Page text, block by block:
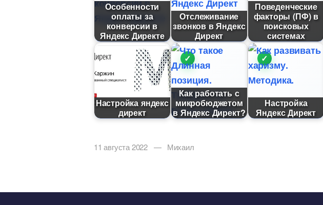
Особенности
оплаты за
конверсии
Яндекс Директе
Отслеживание
звонков в Яндекс
Директ
Поведенческие
факторы (ПФ)
поисковых
системах
Настройка яндекс
директ
Как работать с
микробюджетом
Яндекс Директ?
Настройка
Яндекс Директ
11 августа 2022 — Михаил